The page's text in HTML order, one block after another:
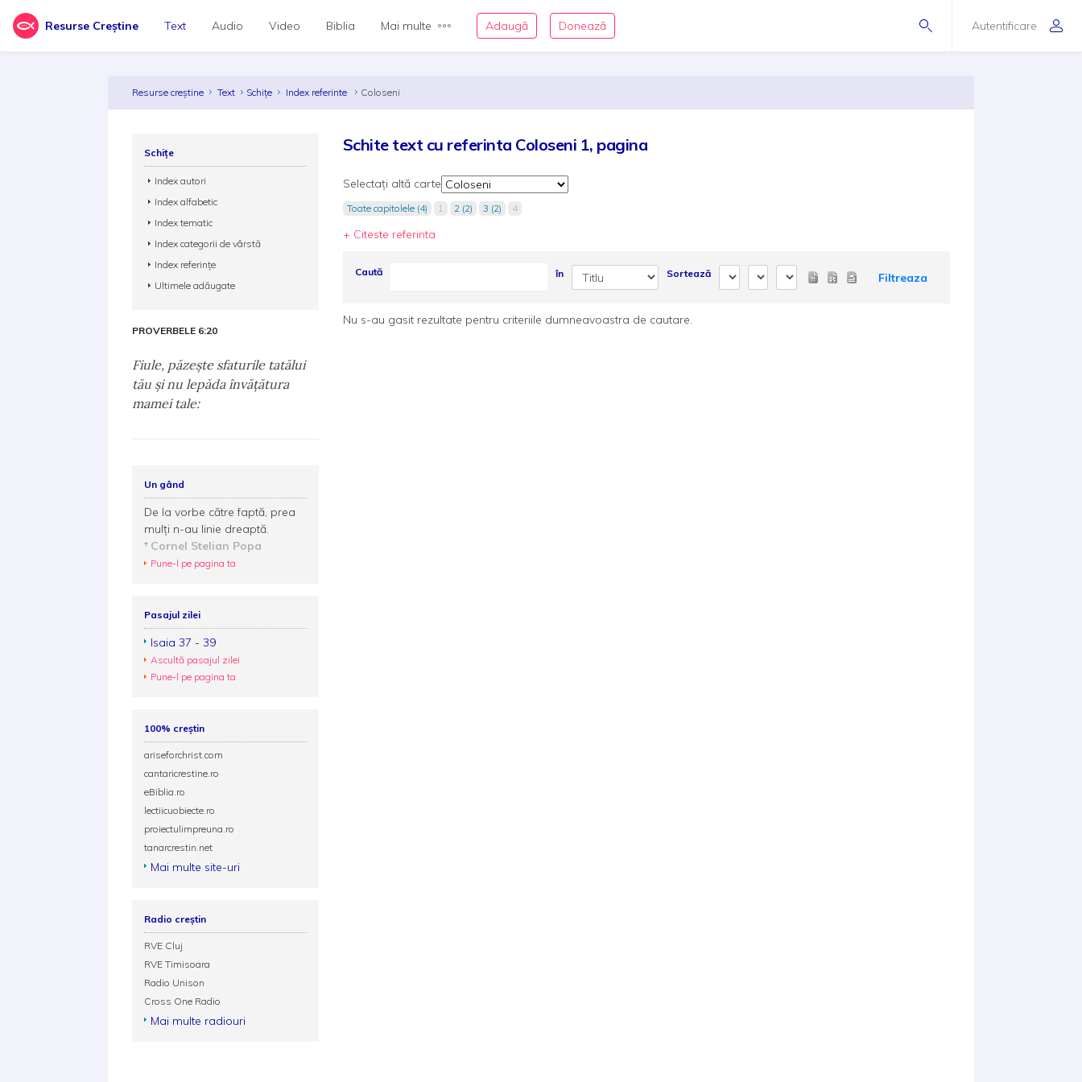
Resurse Creștine Autentificare
Text Audio Video Biblia Mai multe Adaugă Donează
Resurse creștine Text Schițe Index referinte Coloseni
Schite text cu referinta Coloseni 1, pagina
Selectați altă carte
Toate capitolele (4) 1 2 (2) 3 (2) 4
+ Citeste referinta
Caută în Sortează Filtreaza
Nu s-au gasit rezultate pentru criteriile dumneavoastra de cautare.
Schițe
Index autori
Index alfabetic
Index tematic
Index categorii de vârstă
Index referințe
Ultimele adăugate
PROVERBELE 6:20
Fiule, păzeşte sfaturile tatălui
tău şi nu lepăda învăţătura
mamei tale:
Un gând
De la vorbe către faptă, prea
mulţi n-au linie dreaptă.
Cornel Stelian Popa
Pune-l pe pagina ta
Pasajul zilei
Isaia 37 - 39
Ascultă pasajul zilei
Pune-l pe pagina ta
100% creștin
ariseforchrist.com
cantaricrestine.ro
eBiblia.ro
lectiicuobiecte.ro
proiectulimpreuna.ro
tanarcrestin.net
Mai multe site-uri
Radio creștin
RVE Cluj
RVE Timisoara
Radio Unison
Cross One Radio
Mai multe radiouri